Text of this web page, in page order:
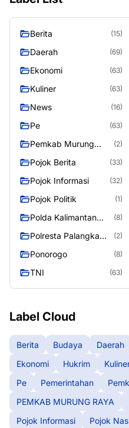
Berita (15)
Daerah (69)
Ekonomi (63)
Kuliner (63)
News (16)
Pe (63)
Pemkab Murung
(2)
Pojok Berita (33)
Pojok Informasi (32)
Pojok Politik (1)
Polda Kalimantan
(8)
Polresta Palangka
(2)
Ponorogo (8)
TNI (63)
Label Cloud
Berita Budaya Daerah
Ekonomi
Hukrim
Pe
Pemerintahan
PEMKAB MURUNG RAYA
Pojok Informasi
Pojok